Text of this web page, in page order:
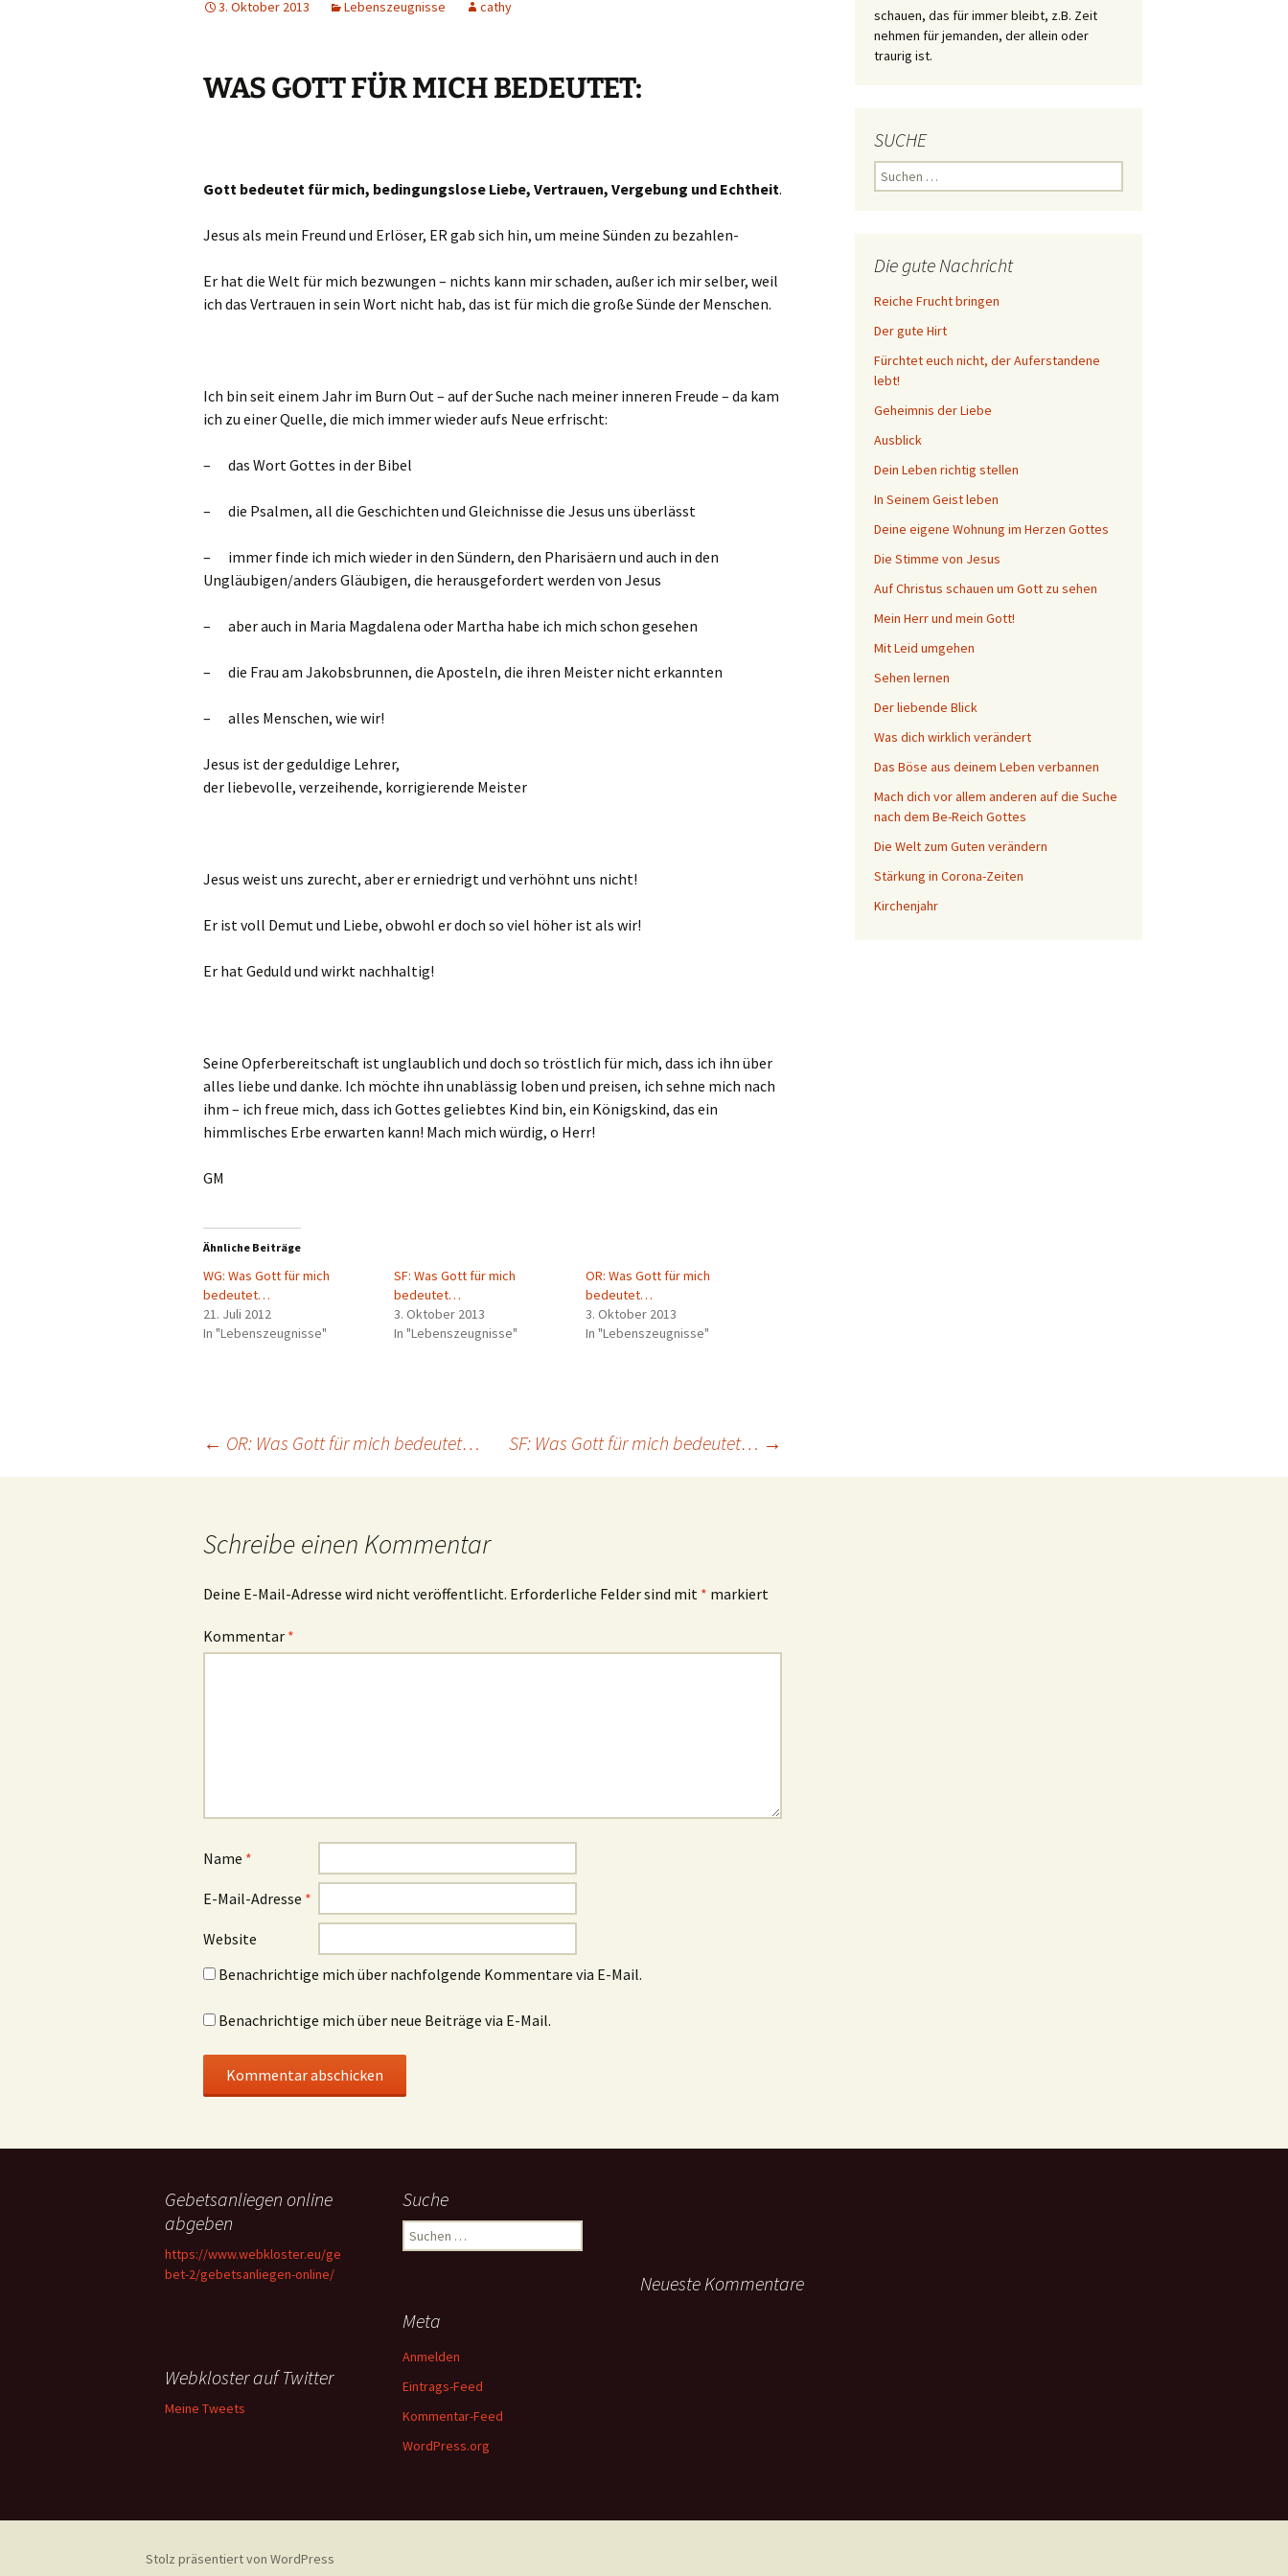
Ich bin der, der dir Leben
gibt!
3. Oktober 2013 Lebenszeugnisse cathy
WAS GOTT FÜR MICH BEDEUTET:
Gott bedeutet für mich, bedingungslose Liebe, Vertrauen, Vergebung und Echtheit.
Jesus als mein Freund und Erlöser, ER gab sich hin, um meine Sünden zu bezahlen-
Er hat die Welt für mich bezwungen – nichts kann mir schaden, außer ich mir selber, weil
ich das Vertrauen in sein Wort nicht hab, das ist für mich die große Sünde der Menschen.
Ich bin seit einem Jahr im Burn Out – auf der Suche nach meiner inneren Freude – da kam
ich zu einer Quelle, die mich immer wieder aufs Neue erfrischt:
– das Wort Gottes in der Bibel
– die Psalmen, all die Geschichten und Gleichnisse die Jesus uns überlässt
– immer finde ich mich wieder in den Sündern, den Pharisäern und auch in den
Ungläubigen/anders Gläubigen, die herausgefordert werden von Jesus
– aber auch in Maria Magdalena oder Martha habe ich mich schon gesehen
– die Frau am Jakobsbrunnen, die Aposteln, die ihren Meister nicht erkannten
– alles Menschen, wie wir!
Jesus ist der geduldige Lehrer,
der liebevolle, verzeihende, korrigierende Meister
Jesus weist uns zurecht, aber er erniedrigt und verhöhnt uns nicht!
Er ist voll Demut und Liebe, obwohl er doch so viel höher ist als wir!
Er hat Geduld und wirkt nachhaltig!
Seine Opferbereitschaft ist unglaublich und doch so tröstlich für mich, dass ich ihn über
alles liebe und danke. Ich möchte ihn unablässig loben und preisen, ich sehne mich nach
ihm – ich freue mich, dass ich Gottes geliebtes Kind bin, ein Königskind, das ein
himmlisches Erbe erwarten kann! Mach mich würdig, o Herr!
GM
Ähnliche Beiträge
WG: Was Gott für mich
bedeutet…
21. Juli 2012
In "Lebenszeugnisse"
SF: Was Gott für mich
bedeutet…
3. Oktober 2013
In "Lebenszeugnisse"
OR: Was Gott für mich
bedeutet…
3. Oktober 2013
In "Lebenszeugnisse"
Beitragsnavigation
← OR: Was Gott für mich bedeutet… SF: Was Gott für mich bedeutet… →
Schreibe einen Kommentar
Deine E-Mail-Adresse wird nicht veröffentlicht. Erforderliche Felder sind mit * markiert
Kommentar *
Name *
E-Mail-Adresse *
Website
Benachrichtige mich über nachfolgende Kommentare via E-Mail.
Benachrichtige mich über neue Beiträge via E-Mail.
schauen, das für immer bleibt, z.B. Zeit
nehmen für jemanden, der allein oder
traurig ist.
SUCHE
Suchen
nach:
Die gute Nachricht
Reiche Frucht bringen
Der gute Hirt
Fürchtet euch nicht, der Auferstandene
lebt!
Geheimnis der Liebe
Ausblick
Dein Leben richtig stellen
In Seinem Geist leben
Deine eigene Wohnung im Herzen Gottes
Die Stimme von Jesus
Auf Christus schauen um Gott zu sehen
Mein Herr und mein Gott!
Mit Leid umgehen
Sehen lernen
Der liebende Blick
Was dich wirklich verändert
Das Böse aus deinem Leben verbannen
Mach dich vor allem anderen auf die Suche
nach dem Be-Reich Gottes
Die Welt zum Guten verändern
Stärkung in Corona-Zeiten
Kirchenjahr
Gebetsanliegen online
abgeben
https://www.webkloster.eu/ge
bet-2/gebetsanliegen-online/
Suche
Suchen
nach:
Neueste Kommentare
Meta
Anmelden
Eintrags-Feed
Kommentar-Feed
WordPress.org
Webkloster auf Twitter
Meine Tweets
Stolz präsentiert von WordPress